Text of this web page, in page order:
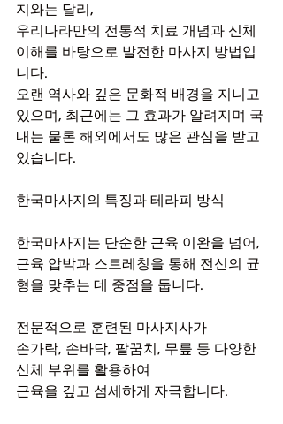
지와는 달리,
우리나라만의 전통적 치료 개념과 신체
이해를 바탕으로 발전한 마사지 방법입
니다.
오랜 역사와 깊은 문화적 배경을 지니고
있으며, 최근에는 그 효과가 알려지며 국
내는 물론 해외에서도 많은 관심을 받고
있습니다.
한국마사지의 특징과 테라피 방식
한국마사지는 단순한 근육 이완을 넘어,
근육 압박과 스트레칭을 통해 전신의 균
형을 맞추는 데 중점을 둡니다.
전문적으로 훈련된 마사지사가
손가락, 손바닥, 팔꿈치, 무릎 등 다양한
신체 부위를 활용하여
근육을 깊고 섬세하게 자극합니다.